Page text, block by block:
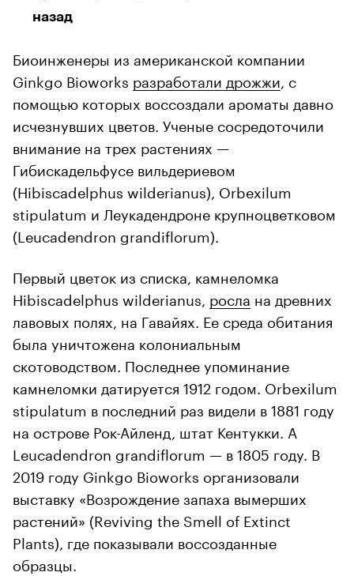
назад
Биоинженеры из американской компании
Ginkgo Bioworks разработали дрожжи , с
помощью которых воссоздали ароматы давно
исчезнувших цветов. Ученые сосредоточили
внимание на трех растениях —
Гибискадельфусе вильдериевом
(Hibiscadelphus wilderianus), Orbexilum
stipulatum и Леукадендроне крупноцветковом
(Leucadendron grandiflorum).
Первый цветок из списка, камнеломка
Hibiscadelphus wilderianus, росла на древних
лавовых полях, на Гавайях. Ее среда обитания
была уничтожена колониальным
скотоводством. Последнее упоминание
камнеломки датируется 1912 годом. Orbexilum
stipulatum в последний раз видели в 1881 году
на острове Рок-Айленд, штат Кентукки. А
Leucadendron grandiflorum — в 1805 году. В
2019 году Ginkgo Bioworks организовали
выставку «Возрождение запаха вымерших
растений» (Reviving the Smell of Extinct
Plants), где показывали воссозданные
образцы.